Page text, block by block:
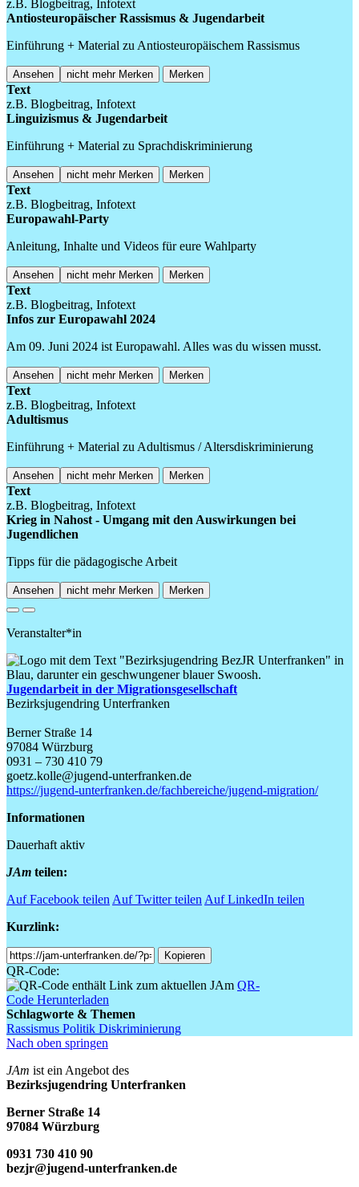
z.B. Blogbeitrag, Infotext
Antiosteuropäischer Rassismus & Jugendarbeit
Einführung + Material zu Antiosteuropäischem Rassismus
Ansehen nicht mehr Merken Merken
Text
z.B. Blogbeitrag, Infotext
Linguizismus & Jugendarbeit
Einführung + Material zu Sprachdiskriminierung
Ansehen nicht mehr Merken Merken
Text
z.B. Blogbeitrag, Infotext
Europawahl-Party
Anleitung, Inhalte und Videos für eure Wahlparty
Ansehen nicht mehr Merken Merken
Text
z.B. Blogbeitrag, Infotext
Infos zur Europawahl 2024
Am 09. Juni 2024 ist Europawahl. Alles was du wissen musst.
Ansehen nicht mehr Merken Merken
Text
z.B. Blogbeitrag, Infotext
Adultismus
Einführung + Material zu Adultismus / Altersdiskriminierung
Ansehen nicht mehr Merken Merken
Text
z.B. Blogbeitrag, Infotext
Krieg in Nahost - Umgang mit den Auswirkungen bei
Jugendlichen
Tipps für die pädagogische Arbeit
Ansehen nicht mehr Merken Merken
Previous
Next
Veranstalter*in
Jugendarbeit in der Migrationsgesellschaft
Bezirksjugendring Unterfranken
Berner Straße 14
97084 Würzburg
0931 – 730 410 79
goetz.kolle@jugend-unterfranken.de
https://jugend-unterfranken.de/fachbereiche/jugend-migration/
Informationen
Dauerhaft aktiv
JAm teilen:
Auf Facebook teilen Auf Twitter teilen Auf LinkedIn teilen
Kurzlink:
Shortlink
Kopieren
QR-Code:
QR-
Code Herunterladen
Schlagworte & Themen
Rassismus Politik Diskriminierung
Nach oben springen
JAm ist ein Angebot des
Bezirksjugendring Unterfranken
Berner Straße 14
97084 Würzburg
0931 730 410 90
bezjr@jugend-unterfranken.de